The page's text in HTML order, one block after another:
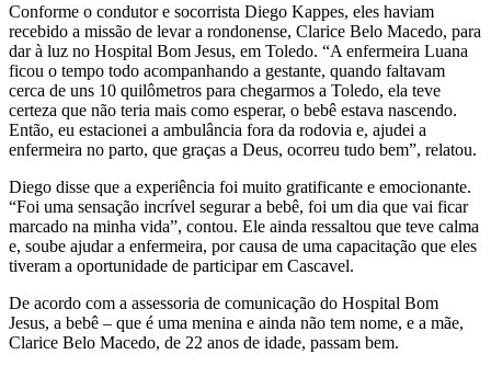
Conforme o condutor e socorrista Diego Kappes, eles haviam
recebido a missão de levar a rondonense, Clarice Belo Macedo, para
dar à luz no Hospital Bom Jesus, em Toledo. “A enfermeira Luana
ficou o tempo todo acompanhando a gestante, quando faltavam
cerca de uns 10 quilômetros para chegarmos a Toledo, ela teve
certeza que não teria mais como esperar, o bebê estava nascendo.
Então, eu estacionei a ambulância fora da rodovia e, ajudei a
enfermeira no parto, que graças a Deus, ocorreu tudo bem”, relatou.
Diego disse que a experiência foi muito gratificante e emocionante.
“Foi uma sensação incrível segurar a bebê, foi um dia que vai ficar
marcado na minha vida”, contou. Ele ainda ressaltou que teve calma
e, soube ajudar a enfermeira, por causa de uma capacitação que eles
tiveram a oportunidade de participar em Cascavel.
De acordo com a assessoria de comunicação do Hospital Bom
Jesus, a bebê – que é uma menina e ainda não tem nome, e a mãe,
Clarice Belo Macedo, de 22 anos de idade, passam bem.